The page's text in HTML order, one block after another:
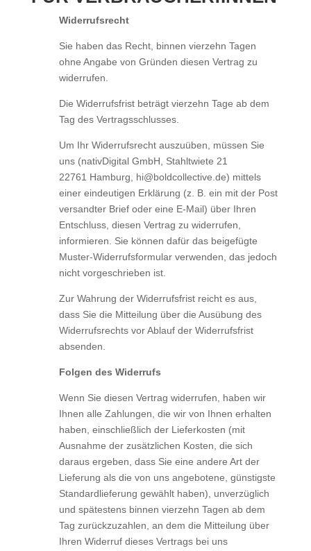
Widerrufsrecht
Sie haben das Recht, binnen vierzehn Tagen
ohne Angabe von Gründen diesen Vertrag zu
widerrufen.
Die Widerrufsfrist beträgt vierzehn Tage ab dem
Tag des Vertragsschlusses.
Um Ihr Widerrufsrecht auszuüben, müssen Sie
uns (nativDigital GmbH, Stahltwiete 21
22761 Hamburg, hi@boldcollective.de) mittels
einer eindeutigen Erklärung (z. B. ein mit der Post
versandter Brief oder eine E-Mail) über Ihren
Entschluss, diesen Vertrag zu widerrufen,
informieren. Sie können dafür das beigefügte
Muster-Widerrufsformular verwenden, das jedoch
nicht vorgeschrieben ist.
Zur Wahrung der Widerrufsfrist reicht es aus,
dass Sie die Mitteilung über die Ausübung des
Widerrufsrechts vor Ablauf der Widerrufsfrist
absenden.
Folgen des Widerrufs
Wenn Sie diesen Vertrag widerrufen, haben wir
Ihnen alle Zahlungen, die wir von Ihnen erhalten
haben, einschließlich der Lieferkosten (mit
Ausnahme der zusätzlichen Kosten, die sich
daraus ergeben, dass Sie eine andere Art der
Lieferung als die von uns angebotene, günstigste
Standardlieferung gewählt haben), unverzüglich
und spätestens binnen vierzehn Tagen ab dem
Tag zurückzuzahlen, an dem die Mitteilung über
Ihren Widerruf dieses Vertrags bei uns